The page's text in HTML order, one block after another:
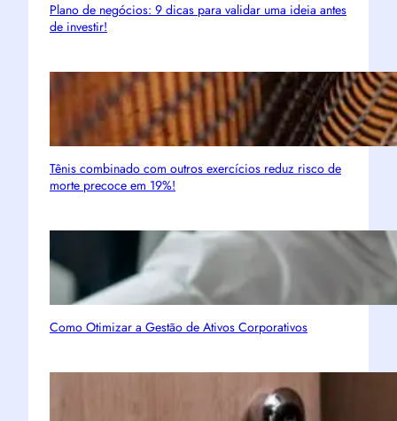
Plano de negócios: 9 dicas para validar uma ideia antes
de investir!
Tênis combinado com outros exercícios reduz risco de
morte precoce em 19%!
Como Otimizar a Gestão de Ativos Corporativos